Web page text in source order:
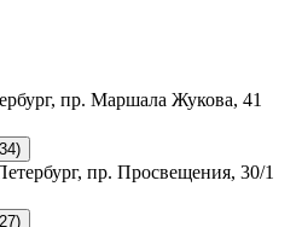
пр. Маршала Жукова, 41
пр. Просвещения, 30/1